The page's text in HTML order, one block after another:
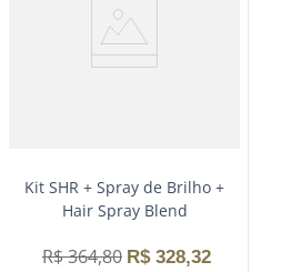
Kit SHR + Spray de Brilho +
Hair Spray Blend
R$364,80 R$ 328,32